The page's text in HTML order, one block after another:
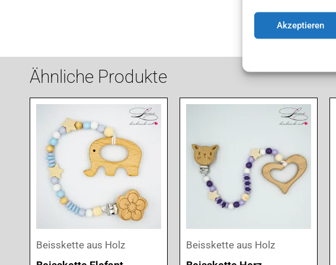
Akzeptieren
Ähnliche Produkte
Beisskette aus Holz Beisskette aus Holz